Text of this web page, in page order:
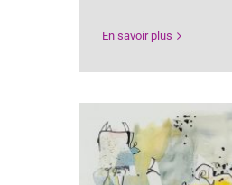
En savoir plus